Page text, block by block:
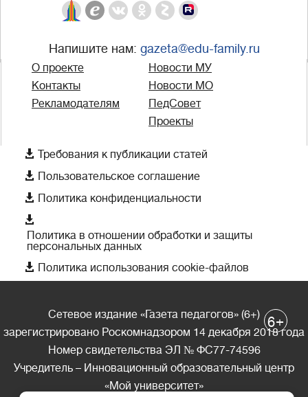
Напишите нам: gazeta@edu-family.ru
О проекте
Контакты
Рекламодателям
Новости МУ
Новости МО
ПедСовет
Проекты
 Требования к публикации статей
 Пользовательское соглашение
 Политика конфиденциальности

Политика в отношении обработки и защиты
персональных данных
 Политика использования cookie-файлов
Сетевое издание «Газета педагогов» (6+)
зарегистрировано Роскомнадзором 14 декабря 2018 года
Номер свидетельства ЭЛ № ФС77-74596
Учредитель – Инновационный образовательный центр
«Мой университет»
6+